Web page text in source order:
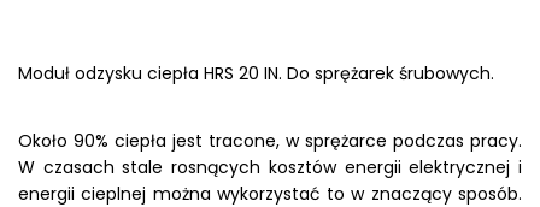
Moduł odzysku ciepła HRS 20 IN. Do sprężarek śrubowych.
Około 90% ciepła jest tracone, w sprężarce podczas pracy.
W czasach stale rosnących kosztów energii elektrycznej i
energii cieplnej można wykorzystać to w znaczący sposób.